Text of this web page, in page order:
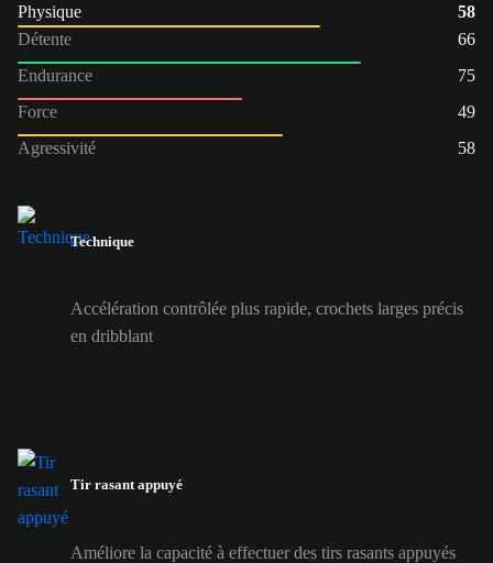
Physique
58
Détente
66
Endurance
75
Force
49
Agressivité
58
Technique
Accélération contrôlée plus rapide, crochets larges précis
en dribblant
Tir rasant appuyé
Améliore la capacité à effectuer des tirs rasants appuyés